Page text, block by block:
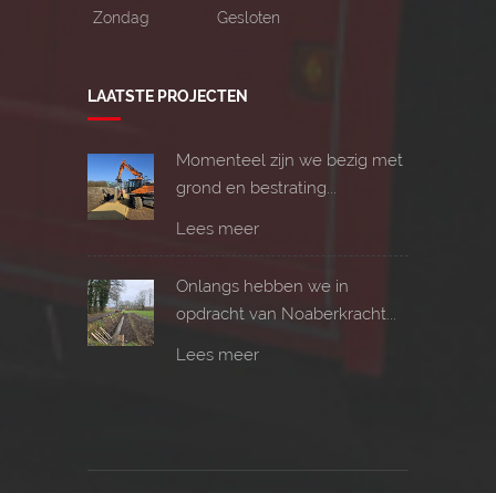
Zondag Gesloten
LAATSTE PROJECTEN
Momenteel zijn we bezig met
grond en bestrating...
Lees meer
Onlangs hebben we in
opdracht van Noaberkracht...
Lees meer